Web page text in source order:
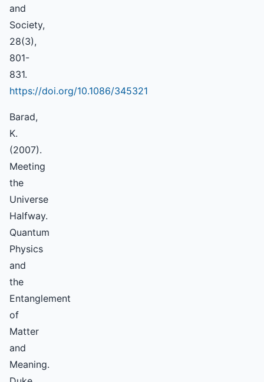
and
Society,
28(3),
801-
831.
https://doi.org/10.1086/345321
Barad,
K.
(2007).
Meeting
the
Universe
Halfway.
Quantum
Physics
and
the
Entanglement
of
Matter
and
Meaning.